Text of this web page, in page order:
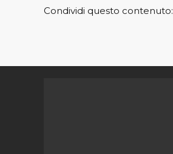
Condividi questo contenuto: